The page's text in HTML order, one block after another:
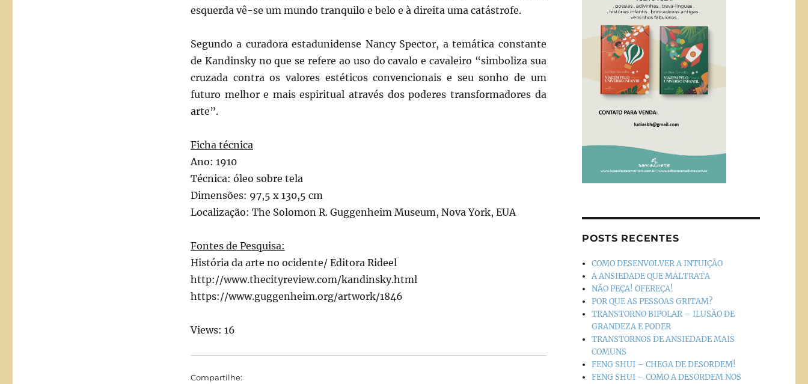
esquerda vê-se um mundo tranquilo e belo e à direita uma catástrofe.
Segundo a curadora estadunidense Nancy Spector, a temática constante
de Kandinsky no que se refere ao uso do cavalo e cavaleiro “simboliza sua
cruzada contra os valores estéticos convencionais e seu sonho de um
futuro melhor e mais espiritual através dos poderes transformadores da
arte”.
Ficha técnica
Ano: 1910
Técnica: óleo sobre tela
Dimensões: 97,5 x 130,5 cm
Localização: The Solomon R. Guggenheim Museum, Nova York, EUA
Fontes de Pesquisa:
História da arte no ocidente/ Editora Rideel
http://www.thecityreview.com/kandinsky.html
https://www.guggenheim.org/artwork/1846
Views: 16
Compartilhe:
POSTS RECENTES
COMO DESENVOLVER A INTUIÇÃO
A ANSIEDADE QUE MALTRATA
NÃO PEÇA! OFEREÇA!
POR QUE AS PESSOAS GRITAM?
TRANSTORNO BIPOLAR – ILUSÃO DE
GRANDEZA E PODER
TRANSTORNOS DE ANSIEDADE MAIS
COMUNS
FENG SHUI – CHEGA DE DESORDEM!
FENG SHUI – COMO A DESORDEM NOS